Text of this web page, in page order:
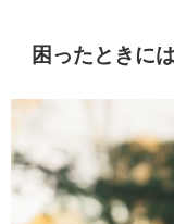
困ったときに